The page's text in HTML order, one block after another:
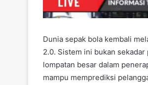
Dunia sepak bola kembali
2.0. Sistem ini bukan
lompatan besar dalam
mampu memprediksi